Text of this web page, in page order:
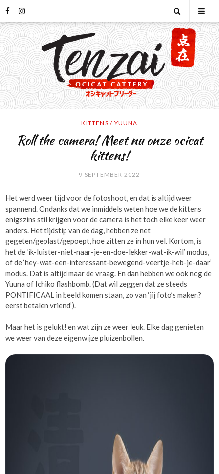
content
facebookinstagram
Search
KITTENS / YUUNA
Roll the camera! Meet nu onze ocicat
kittens!
9 SEPTEMBER 2022
Het werd weer tijd voor de fotoshoot, en dat is altijd weer
spannend. Ondanks dat we inmiddels weten hoe we de kittens
enigszins stil krijgen voor de camera is het toch elke keer weer
anders. Het tijdstip van de dag, hebben ze net
gegeten/geplast/gepoept, hoe zitten ze in hun vel. Kortom, is
het de ‘ik-luister-niet-naar-je-en-doe-lekker-wat-ik-wil’ modus,
of de ‘hey-wat-een-interessant-bewegend-veertje-heb-je-daar’
modus. Dat is altijd maar de vraag. En dan hebben we ook nog de
Yuuna of Ichiko flashbomb. (Dat wil zeggen dat ze steeds
PONTIFICAAL in beeld komen staan, zo van ‘jij foto’s maken?
eerst betalen vriend’).
Maar het is gelukt! en wat zijn ze weer leuk. Elke dag genieten
we weer van deze eigenwijze pluizenbollen.